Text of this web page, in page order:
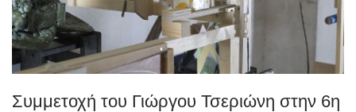
Συμμετοχή του Γιώργου Τσεριώνη στην 6η